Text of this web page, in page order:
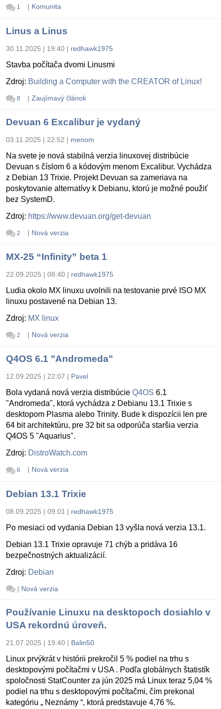
1 | Komunita
Linus a Linus
30.11.2025 | 19:40 | redhawk1975
Stavba počítača dvomi Linusmi
Zdroj: Building a Computer with the CREATOR of Linux!
8 | Zaujímavý článok
Devuan 6 Excalibur je vydaný
03.11.2025 | 22:52 | menom
Na svete je nová stabilná verzia linuxovej distribúcie
Devuan s číslom 6 a kódovým menom Excalibur. Vychádza
z Debian 13 Trixie. Projekt Devuan sa zameriava na
poskytovanie alternatívy k Debianu, ktorú je možné použiť
bez SystemD.
Zdroj: https://www.devuan.org/get-devuan
2 | Nová verzia
MX-25 “Infinity” beta 1
22.09.2025 | 08:40 | redhawk1975
Ludia okolo MX linuxu uvolnili na testovanie prvé ISO MX
linuxu postavené na Debian 13.
Zdroj: MX linux
2 | Nová verzia
Q4OS 6.1 "Andromeda"
12.09.2025 | 22:07 | Pavel
Bola vydaná nová verzia distribúcie Q4OS 6.1
"Andromeda", ktorá vychádza z Debianu 13.1 Trixie s
desktopom Plasma alebo Trinity. Bude k dispozícii len pre
64 bit architektúru, pre 32 bit sa odporúča staršia verzia
Q4OS 5 "Aquarius".
Zdroj: DistroWatch.com
6 | Nová verzia
Debian 13.1 Trixie
08.09.2025 | 09:01 | redhawk1975
Po mesiaci od vydania Debian 13 vyšla nová verzia 13.1.
Debian 13.1 Trixie opravuje 71 chýb a pridáva 16
bezpečnostných aktualizácií.
Zdroj: Debian
| Nová verzia
Používanie Linuxu na desktopoch dosiahlo v
USA rekordnú úroveň.
21.07.2025 | 19:40 | Balin50
Linux prvýkrát v histórii prekročil 5 % podiel na trhu s
desktopovými počítačmi v USA . Podľa globálnych štatistík
spoločnosti StatCounter za jún 2025 má Linux teraz 5,04 %
podiel na trhu s desktopovými počítačmi, čím prekonal
kategóriu „ Neznámy “, ktorá predstavuje 4,76 %.